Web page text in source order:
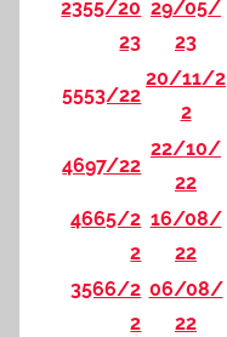
2355/20
23
29/05/
23
5553/22
20/11/2
2
4697/22
22/10/
22
4665/2
2
16/08/
22
3566/2
2
06/08/
22